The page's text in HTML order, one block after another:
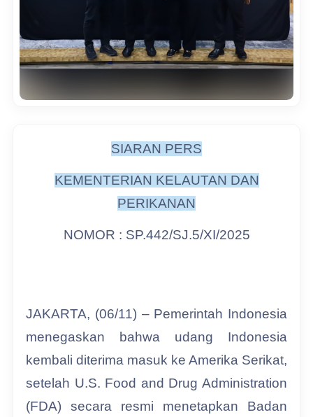
SIARAN PERS
KEMENTERIAN KELAUTAN DAN
PERIKANAN
NOMOR : SP.442/SJ.5/XI/2025
JAKARTA, (06/11) – Pemerintah Indonesia
menegaskan bahwa udang Indonesia
kembali diterima masuk ke Amerika Serikat,
setelah U.S. Food and Drug Administration
(FDA) secara resmi menetapkan Badan